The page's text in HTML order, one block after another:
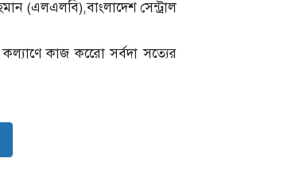
(এলএলবি),বাংলাদেশ সেন্ট্রাল
কাজ করেো সর্বদা সত্যের